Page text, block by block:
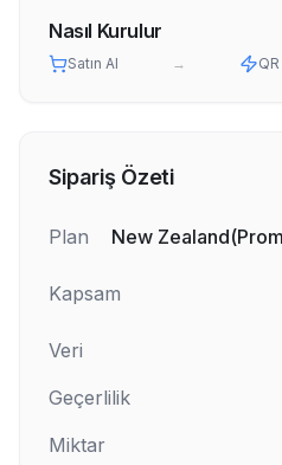
Nasıl Kurulur
Satın Al →
Sipariş Özeti
Plan New
Kapsam
Veri
Geçerlilik
Miktar